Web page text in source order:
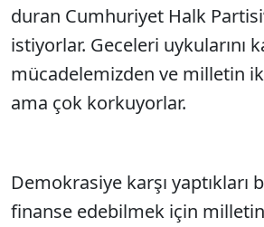
duran Cumhuriyet Halk
istiyorlar. Geceleri uykularını
mücadelemizden ve milletin
ama çok korkuyorlar.
Demokrasiye karşı yaptıkları
finanse edebilmek için